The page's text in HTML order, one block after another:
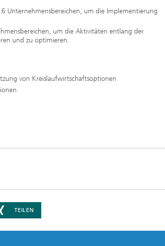
Unternehmensbereichen, um die Implementierung
um die Aktivitäten entlang der
und zu optimieren.
von Kreislaufwirtschaftsoptionen
TEILEN